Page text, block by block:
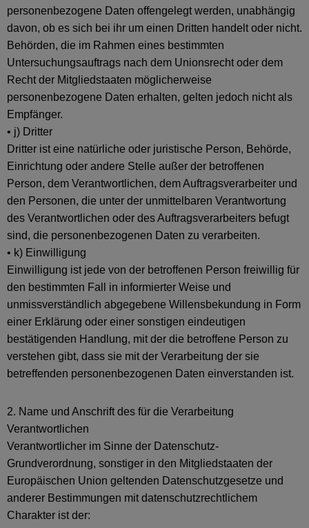
personenbezogene Daten offengelegt werden, unabhängig
davon, ob es sich bei ihr um einen Dritten handelt oder nicht.
Behörden, die im Rahmen eines bestimmten
Untersuchungsauftrags nach dem Unionsrecht oder dem
Recht der Mitgliedstaaten möglicherweise
personenbezogene Daten erhalten, gelten jedoch nicht als
Empfänger.
• j) Dritter
Dritter ist eine natürliche oder juristische Person, Behörde,
Einrichtung oder andere Stelle außer der betroffenen
Person, dem Verantwortlichen, dem Auftragsverarbeiter und
den Personen, die unter der unmittelbaren Verantwortung
des Verantwortlichen oder des Auftragsverarbeiters befugt
sind, die personenbezogenen Daten zu verarbeiten.
• k) Einwilligung
Einwilligung ist jede von der betroffenen Person freiwillig für
den bestimmten Fall in informierter Weise und
unmissverständlich abgegebene Willensbekundung in Form
einer Erklärung oder einer sonstigen eindeutigen
bestätigenden Handlung, mit der die betroffene Person zu
verstehen gibt, dass sie mit der Verarbeitung der sie
betreffenden personenbezogenen Daten einverstanden ist.
2. Name und Anschrift des für die Verarbeitung
Verantwortlichen
Verantwortlicher im Sinne der Datenschutz-
Grundverordnung, sonstiger in den Mitgliedstaaten der
Europäischen Union geltenden Datenschutzgesetze und
anderer Bestimmungen mit datenschutzrechtlichem
Charakter ist der: